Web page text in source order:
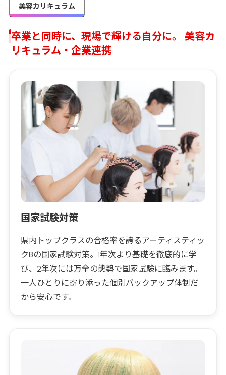
美容カリキュラム
卒業と同時に、現場で輝ける自分に。 美容カ
リキュラム・企業連携
国家試験対策
県内トップクラスの合格率を誇るアーティスティッ
クBの国家試験対策。1年次より基礎を徹底的に学
び、2年次には万全の態勢で国家試験に臨みます。
一人ひとりに寄り添った個別バックアップ体制だ
から安心です。